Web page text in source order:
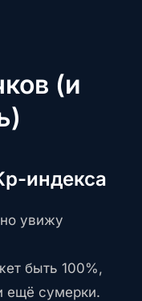
(и
индекса
увижу
быть 100%,
ещё сумерки.